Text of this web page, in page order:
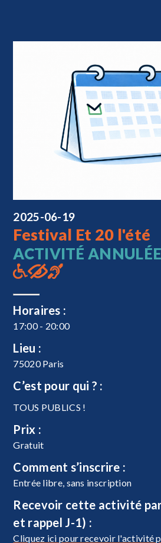
2025-06-19
Festival Et 20 l'été
ACTIVITÉ ANNULÉE
Horaires :
17:00 - 20:00
Lieu :
75020 Paris
C’est pour qui ? :
TOUS PUBLICS !
Prix :
Gratuit
Comment s’inscrire :
Entrée libre, sans inscription
Recevoir cette activité
et rappel J-1) :
Cliquez ici pour recevoir l'activité